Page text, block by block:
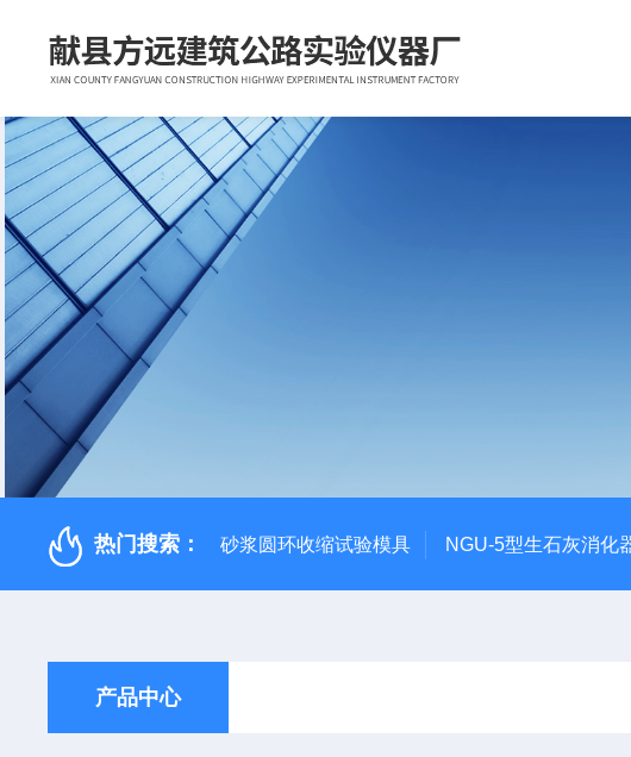
热门搜索： 砂浆圆环收缩试验模具 NGU-5型生石灰消化
产品中心